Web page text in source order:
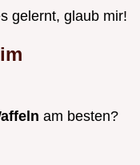
gelernt, glaub mir!
am besten?